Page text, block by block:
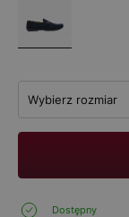
Wybierz rozmiar
Dostępny